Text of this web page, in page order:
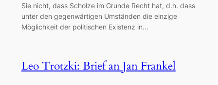
Sie nicht, dass Scholze im Grunde Recht hat, d.h. dass
unter den gegenwärtigen Umständen die einzige
Möglichkeit der politischen Existenz in…
Leo Trotzki: Brief an Jan Frankel